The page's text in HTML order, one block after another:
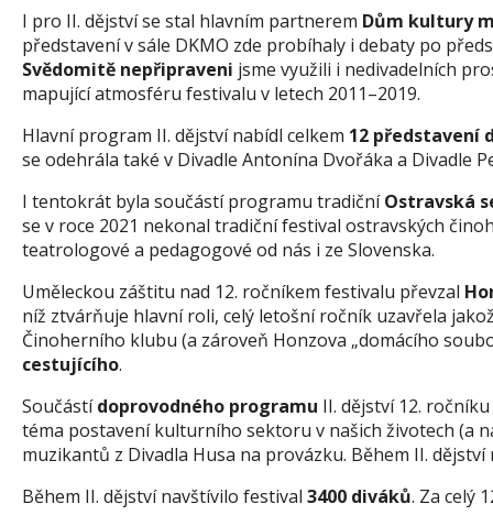
I pro II. dějství se stal hlavním partnerem Dům kultury
představení v sále DKMO zde probíhaly i debaty po
Svědomitě nepřipraveni jsme využili i nedivadelních
mapující atmosféru festivalu v letech 2011–2019.
Hlavní program II. dějství nabídl celkem 12 představení
se odehrála také v Divadle Antonína Dvořáka a Divadle
I tentokrát byla součástí programu tradičníOstravská
se v roce 2021 nekonal tradiční festival ostravských
teatrologové a pedagogové od nás i ze Slovenska.
Uměleckou záštitu nad 12. ročníkem festivalu převzal
níž ztvárňuje hlavní roli, celý letošní ročník uzavřela
Činoherního klubu (a zároveň Honzova „domácího
cestujícího.
Součástídoprovodného programu II. dějství 12.
téma postavení kulturního sektoru v našich životech (a
muzikantů z Divadla Husa na provázku. Během II.
Během II. dějství navštívilo festival 3400 diváků. Za celý